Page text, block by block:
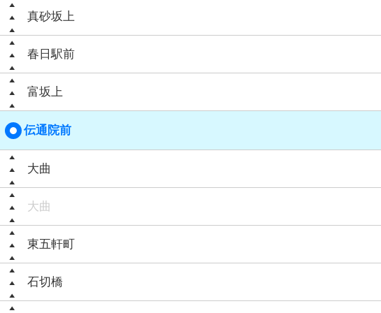
真砂坂上
春日駅前
富坂上
伝通院前
大曲
大曲
東五軒町
石切橋